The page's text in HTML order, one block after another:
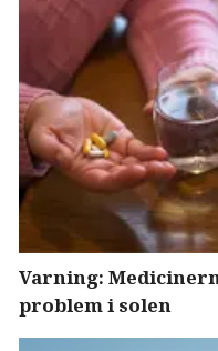
Varning:
problem i solen